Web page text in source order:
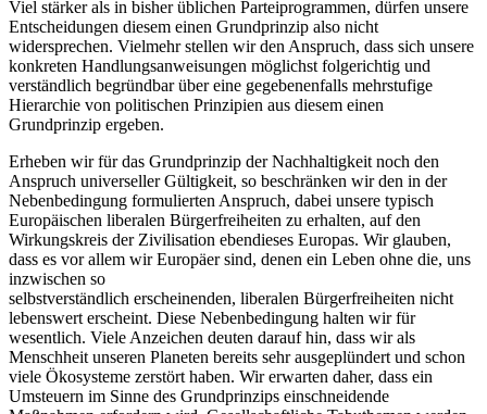
Viel stärker als in bisher üblichen Parteiprogrammen, dürfen unsere
Entscheidungen diesem einen Grundprinzip also nicht
widersprechen. Vielmehr stellen wir den Anspruch, dass sich unsere
konkreten Handlungsanweisungen möglichst folgerichtig und
verständlich begründbar über eine gegebenenfalls mehrstufige
Hierarchie von politischen Prinzipien aus diesem einen
Grundprinzip ergeben.
Erheben wir für das Grundprinzip der Nachhaltigkeit noch den
Anspruch universeller Gültigkeit, so beschränken wir den in der
Nebenbedingung formulierten Anspruch, dabei unsere typisch
Europäischen liberalen Bürgerfreiheiten zu erhalten, auf den
Wirkungskreis der Zivilisation ebendieses Europas. Wir glauben,
dass es vor allem wir Europäer sind, denen ein Leben ohne die, uns
inzwischen so
selbstverständlich erscheinenden, liberalen Bürgerfreiheiten nicht
lebenswert erscheint. Diese Nebenbedingung halten wir für
wesentlich. Viele Anzeichen deuten darauf hin, dass wir als
Menschheit unseren Planeten bereits sehr ausgeplündert und schon
viele Ökosysteme zerstört haben. Wir erwarten daher, dass ein
Umsteuern im Sinne des Grundprinzips einschneidende